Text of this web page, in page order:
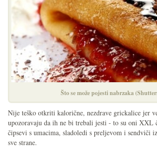
Što se može pojesti nabrzaka
Nije teško otkriti kalorične, nezdrave grickalice jer
upozoravaju da ih ne bi trebali jesti - to su oni XXL
čipsevi s umacima, sladoledi s preljevom i sendviči
sve strane.